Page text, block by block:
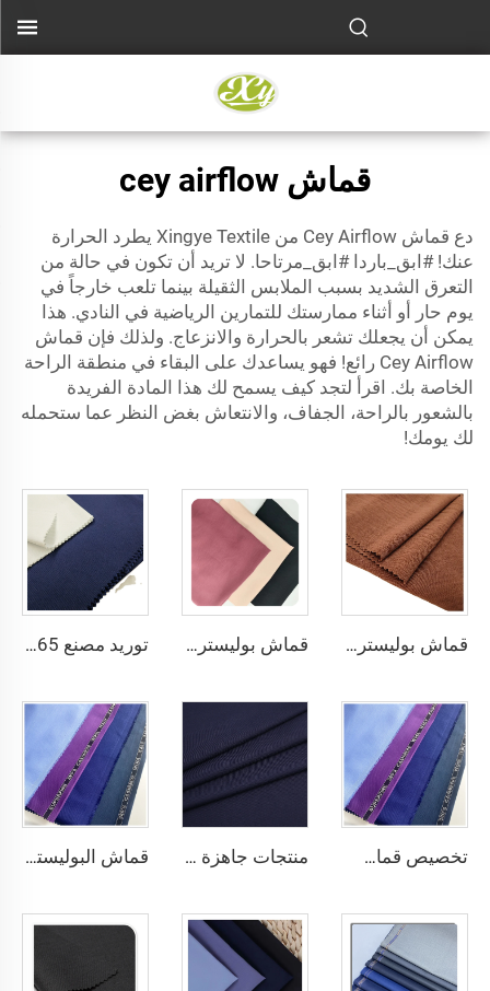
قماش cey airflow
دع قماش Cey Airflow من Xingye Textile يطرد الحرارة
عنك! #ابق_باردا #ابق_مرتاحا. لا تريد أن تكون في حالة من
التعرق الشديد بسبب الملابس الثقيلة بينما تلعب خارجاً في
يوم حار أو أثناء ممارستك للتمارين الرياضية في النادي. هذا
يمكن أن يجعلك تشعر بالحرارة والانزعاج. ولذلك فإن قماش
Cey Airflow رائع! فهو يساعدك على البقاء في منطقة الراحة
الخاصة بك. اقرأ لتجد كيف يسمح لك هذا المادة الفريدة
بالشعور بالراحة، الجفاف، والانتعاش بغض النظر عما ستحمله
لك يومك!
قماش بوليستر 100٪ لصناعة الملابس من نوع CEY Airflow Crepe Fabrics قماش بوليستر 100٪ بحجم 180D kain CEY Airflow Crepe Crinkle Rayon مخصص لملابس النساء توريد مصنع 65٪ بوليستر 35٪ قطن لبطانة الجينز النسيج المسطح TC TWILL ملون لنسيج جيوب الزي الرسمي
تخصيص قماش البوليستر والفيزاوس المناسب للبدلات والمخصص لملابس الموظفين مع حافة إنجليزية منتجات جاهزة 64% بوليستر، 34% فسكوز، 2% إلستين نسيج TR قماش البوليستر الفسكوز / TR للبدلات